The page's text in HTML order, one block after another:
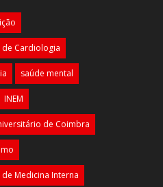
de Cardiologia
saúde mental
INEM
de Coimbra
Medicina Interna